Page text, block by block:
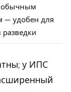
обычным
— удобен для
разведки
у ИПС